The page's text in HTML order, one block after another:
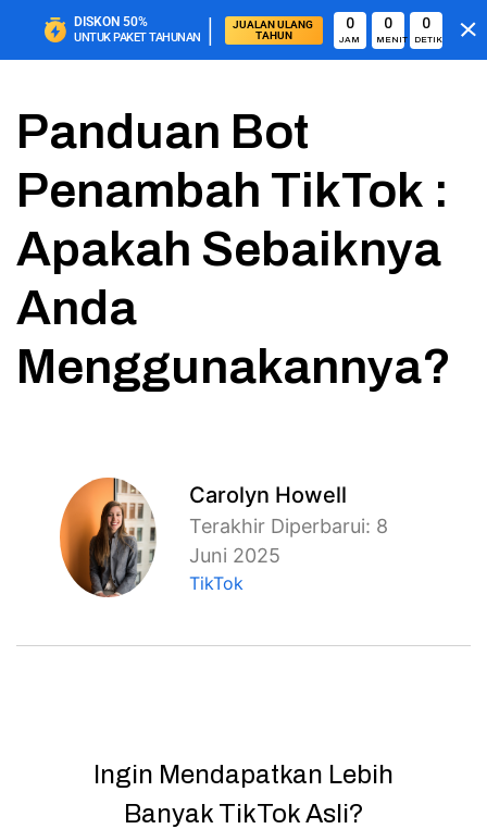
DISKON 50%
UNTUK PAKET TAHUNAN |
JUALAN ULANG
TAHUN
0
JAM
0
MENIT
0
DETIK
Panduan Bot
Penambah TikTok :
Apakah Sebaiknya
Anda
Menggunakannya?
Carolyn Howell
Terakhir Diperbarui: 8
Juni 2025
TikTok
Ingin Mendapatkan Lebih
Banyak TikTok Asli?